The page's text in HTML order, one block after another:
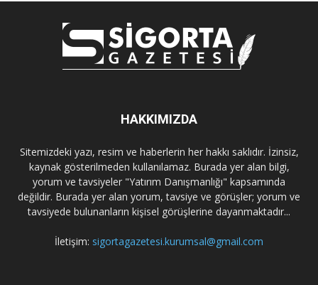
HAKKIMIZDA
Sitemizdeki yazı, resim ve haberlerin her hakkı saklıdır. İzinsiz,
kaynak gösterilmeden kullanılamaz. Burada yer alan bilgi,
yorum ve tavsiyeler "Yatırım Danışmanlığı" kapsamında
değildir. Burada yer alan yorum, tavsiye ve görüşler; yorum ve
tavsiyede bulunanların kişisel görüşlerine dayanmaktadır...
İletişim: sigortagazetesi.kurumsal@gmail.com